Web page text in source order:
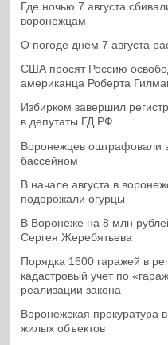
Где ночью 7 августа
воронежцам
О погоде днем 7 августа
США просят Россию
американца Роберта
Избирком завершил
в депутаты ГД РФ
Воронежцев оштрафовали
бассейном
В начале августа в
подорожали огурцы
В Воронеже на 8 млн
Сергея Жеребятьева
Порядка 1600 гаражей в
кадастровый учет по
реализации закона
Воронежская прокуратура
жилых объектов